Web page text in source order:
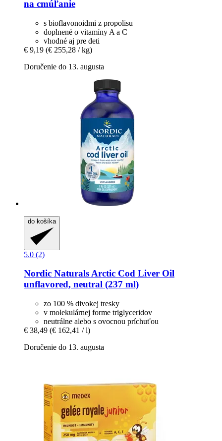
na cmúľanie
s bioflavonoidmi z propolisu
doplnené o vitamíny A a C
vhodné aj pre deti
€ 9,19 (€ 255,28 / kg)
Doručenie do 13. augusta
do košíka
5.0 (2)
Nordic NaturalsArctic Cod Liver Oil
unflavored, neutral (237 ml)
zo 100 % divokej tresky
v molekulárnej forme triglyceridov
neutrálne alebo s ovocnou príchuťou
€ 38,49 (€ 162,41 / l)
Doručenie do 13. augusta